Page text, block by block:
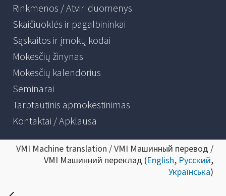
Rinkmenos / Atviri duomenys
Skaičiuoklės ir pagalbininkai
Sąskaitos ir įmokų kodai
Mokesčių žinynas
Mokesčių kalendorius
Seminarai
Tarptautinis apmokestinimas
Kontaktai / Apklausa
VMI Machine translation / VMI Машинный перевод /
VMI Машинний переклад (English, Русский,
Українська)